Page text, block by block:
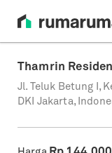
Thamrin
Jl. Teluk Betung I,
DKI Jakarta,